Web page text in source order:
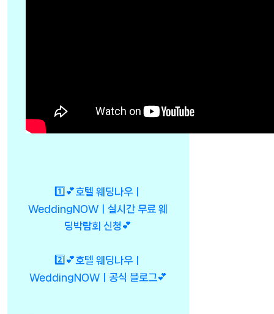
1️⃣💕호텔 웨딩나우ㅣ
WeddingNOWㅣ실시간 무료 웨
딩박람회 신청💕
2️⃣💕호텔 웨딩나우ㅣ
WeddingNOWㅣ공식 블로그💕